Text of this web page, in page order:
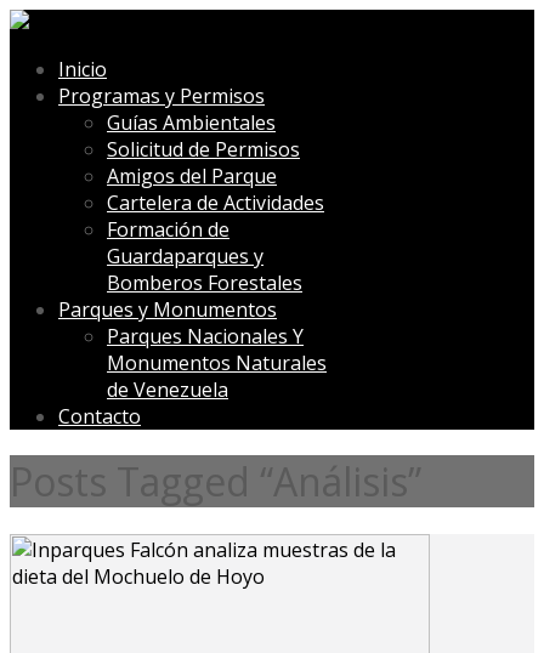
Inicio
Programas y Permisos
Guías Ambientales
Solicitud de Permisos
Amigos del Parque
Cartelera de Actividades
Formación de
Guardaparques y
Bomberos Forestales
Parques y Monumentos
Parques Nacionales Y
Monumentos Naturales
de Venezuela
Contacto
Posts Tagged “Análisis”